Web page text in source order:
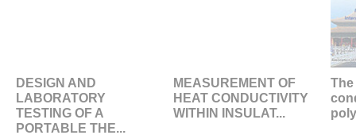
DESIGN AND
LABORATORY
TESTING OF A
PORTABLE THE...
MEASUREMENT OF
HEAT CONDUCTIVITY
WITHIN INSULAT...